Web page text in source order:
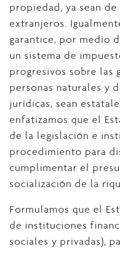
propiedad, ya sean
extranjeros.
garantice, por medio
un sistema de
progresivos sobre las
personas naturales y
jurídicas, sean
enfatizamos que el
de la legislación e
procedimiento para
cumplimentar el
socialización de la
Formulamos que el
de instituciones
sociales y privadas),